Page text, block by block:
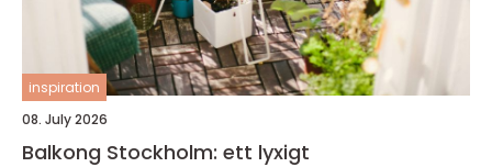
inspiration
08. July 2026
Balkong Stockholm: ett lyxigt